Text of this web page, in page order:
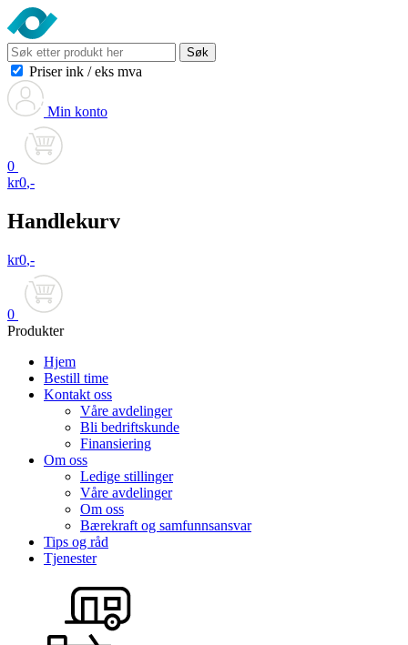
Søk
Priser ink / eks mva
Min konto
0
kr0,-
Handlekurv
kr0,-
0
Produkter
Hjem
Bestill time
Kontakt oss
Våre avdelinger
Bli bedriftskunde
Finansiering
Om oss
Ledige stillinger
Våre avdelinger
Om oss
Bærekraft og samfunnsansvar
Tips og råd
Tjenester